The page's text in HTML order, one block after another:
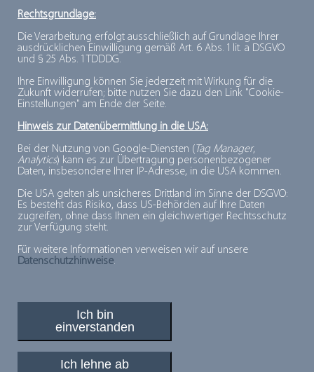
Rechtsgrundlage:
Die Verarbeitung erfolgt ausschließlich auf Grundlage Ihrer
ausdrücklichen Einwilligung gemäß Art. 6 Abs. 1 lit. a DSGVO
und § 25 Abs. 1 TDDDG.
Ihre Einwilligung können Sie jederzeit mit Wirkung für die
Zukunft widerrufen; bitte nutzen Sie dazu den Link "Cookie-
Einstellungen" am Ende der Seite.
Hinweis zur Datenübermittlung in die USA:
Bei der Nutzung von Google-Diensten (Tag Manager,
Analytics) kann es zur Übertragung personenbezogener
Daten, insbesondere Ihrer IP-Adresse, in die USA kommen.
Die USA gelten als unsicheres Drittland im Sinne der DSGVO:
Es besteht das Risiko, dass US-Behörden auf Ihre Daten
zugreifen, ohne dass Ihnen ein gleichwertiger Rechtsschutz
zur Verfügung steht.
Für weitere Informationen verweisen wir auf unsere
Datenschutzhinweise.
Ich bin
einverstanden
Ich lehne ab
Lebensmittelverschwendung:
Play
Video
PLUSPUNKTE FÜR MINUSGRADE
© 2026, Deutsches Tiefkühlinstitut e.V.